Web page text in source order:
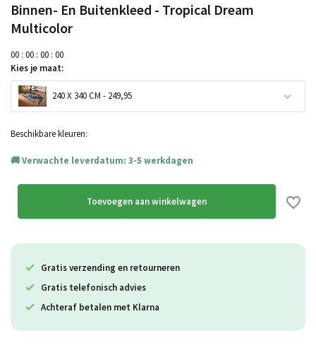
Binnen- En Buitenkleed - Tropical Dream
Multicolor
00 : 00 : 00 : 00
Kies je maat:
240 X 340 CM - 249,95
Uitverkocht
Beschikbare kleuren:
Verwachte leverdatum: 3-5 werkdagen
Toevoegen aan winkelwagen
Gratis verzending en retourneren
Gratis telefonisch advies
Achteraf betalen met Klarna